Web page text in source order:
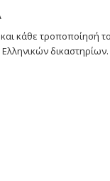
κάθε τροποποίησή
δικαστηρίων.